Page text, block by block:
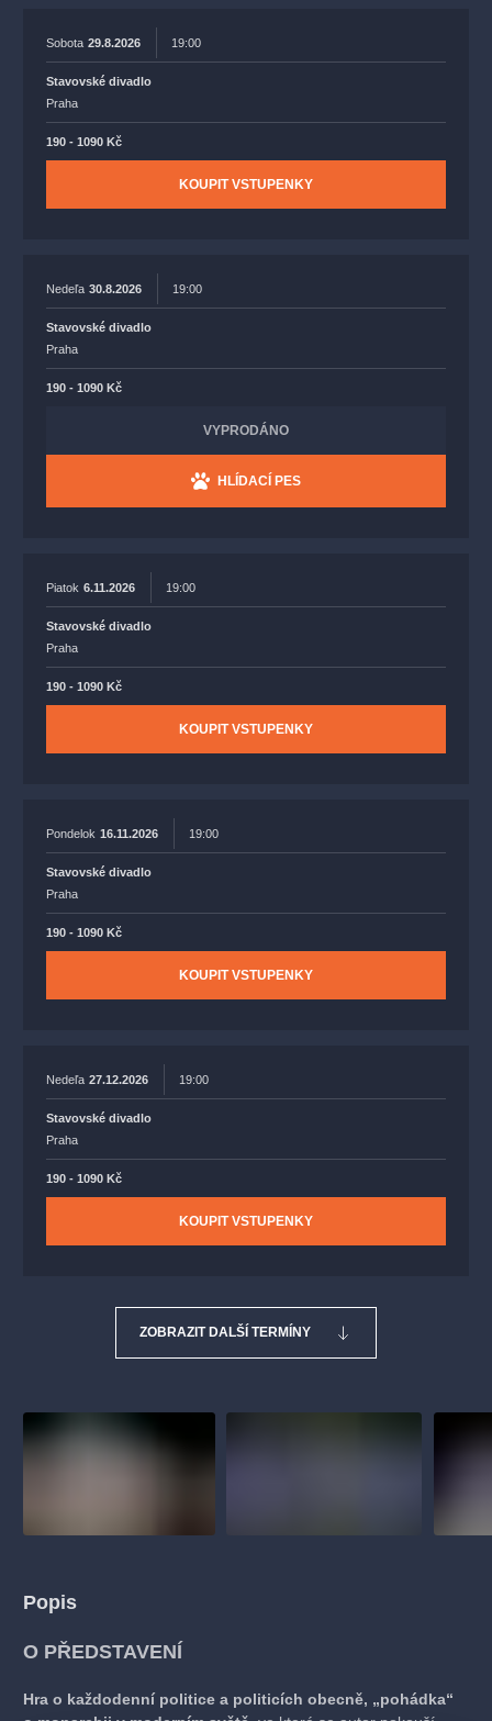
Sobota 29.8.2026 19:00
Stavovské divadlo
Praha
190 - 1090 Kč
KOUPIT VSTUPENKY
Nedeľa 30.8.2026 19:00
Stavovské divadlo
Praha
190 - 1090 Kč
VYPRODÁNO
HLÍDACÍ PES
Piatok 6.11.2026 19:00
Stavovské divadlo
Praha
190 - 1090 Kč
KOUPIT VSTUPENKY
Pondelok 16.11.2026 19:00
Stavovské divadlo
Praha
190 - 1090 Kč
KOUPIT VSTUPENKY
Nedeľa 27.12.2026 19:00
Stavovské divadlo
Praha
190 - 1090 Kč
KOUPIT VSTUPENKY
ZOBRAZIT DALŠÍ TERMÍNY
Popis
O PŘEDSTAVENÍ
Hra o každodenní politice a politicích obecně, „pohádka“